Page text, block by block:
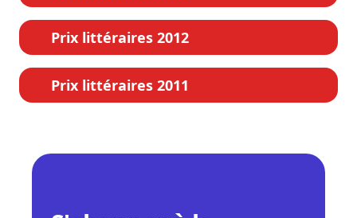
Prix littéraires 2012
Prix littéraires 2011